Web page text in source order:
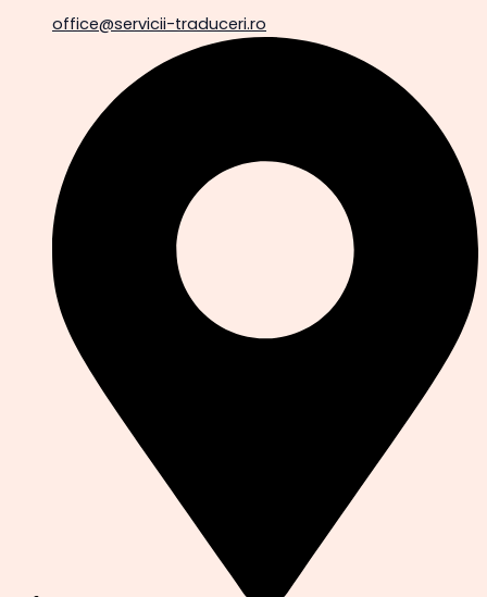
office@servicii-traduceri.ro